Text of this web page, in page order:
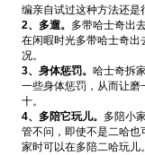
编亲自试过这种方法还是
2、多遛。 多带哈士奇出
在闲暇时光多带哈士奇
况。
3、身体惩罚。 哈士奇拆
一些身体惩罚，从而让
十。
4、多陪它玩儿。 多陪小
管不问，即使不是二哈
家时可以在多陪二哈玩儿。